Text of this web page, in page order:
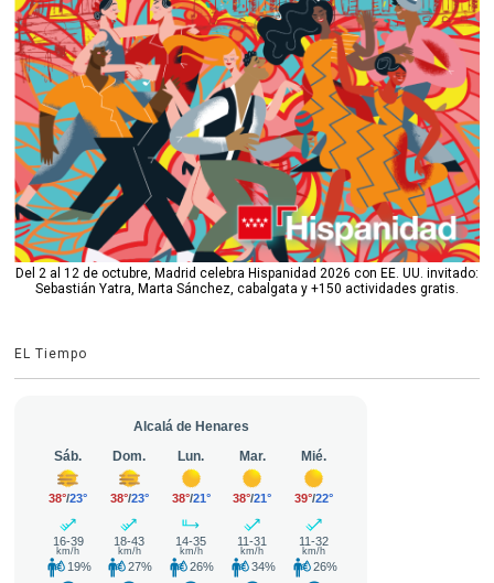
Del 2 al 12 de octubre, Madrid celebra Hispanidad 2026 con EE. UU. invitado:
Sebastián Yatra, Marta Sánchez, cabalgata y +150 actividades gratis.
EL Tiempo